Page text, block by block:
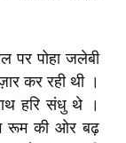
पर पोहा जलेबी
कर रही थी ।
हरि संधु थे ।
रूम की ओर बढ़